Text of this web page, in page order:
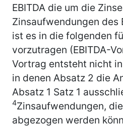
EBITDA die um die
Zinsaufwendungen
ist es in die folgenden
vorzutragen (EBITDA-
Vortrag entsteht nicht
in denen Absatz 2 die
Absatz 1 Satz 1
4Zinsaufwendungen,
abgezogen werden